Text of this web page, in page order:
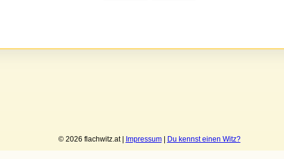
© 2026 flachwitz.at | Impressum| Du kennst einen Witz?